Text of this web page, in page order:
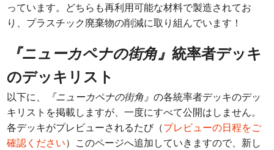
っています。どちらも再利用可能な材料で製造されてお
り、プラスチック廃棄物の削減に取り組んでいます！
『ニューカペナの街角』統率者デッキ
のデッキリスト
以下に、 『ニューカペナの街角』の各統率者デッキのデッ
キリストを掲載しますが、一度にすべて公開はしません。
各デッキがプレビューされるたび（プレビューの日程をご
確認ください）このページへ追加していきますので、新し